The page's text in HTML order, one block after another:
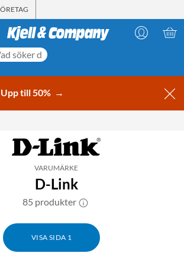
till 50% →
VARUMÄRKE
D-Link
85 produkter
VISA SIDA 1